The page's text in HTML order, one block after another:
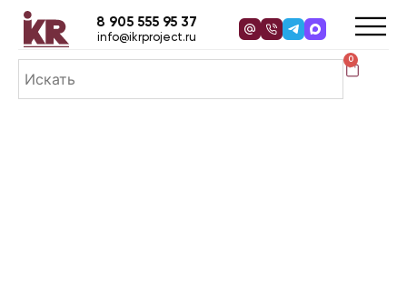
0
8 905 555 95 37
info@ikrproject.ru